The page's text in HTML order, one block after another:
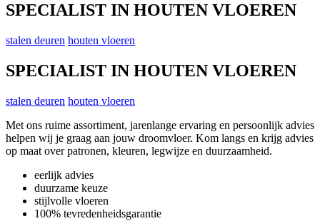
SPECIALIST IN HOUTEN VLOEREN
stalen deuren houten vloeren
SPECIALIST IN HOUTEN VLOEREN
stalen deuren houten vloeren
Met ons ruime assortiment, jarenlange ervaring en persoonlijk advies
helpen wij je graag aan jouw droomvloer. Kom langs en krijg advies
op maat over patronen, kleuren, legwijze en duurzaamheid.
eerlijk advies
duurzame keuze
stijlvolle vloeren
100% tevredenheidsgarantie